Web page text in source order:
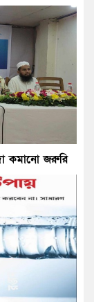
কমানো জরুরি